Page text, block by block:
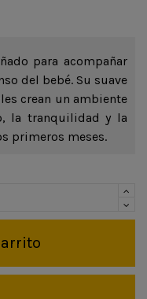
para acompañar
del bebé. Su suave
crean un ambiente
la tranquilidad y la
primeros meses.